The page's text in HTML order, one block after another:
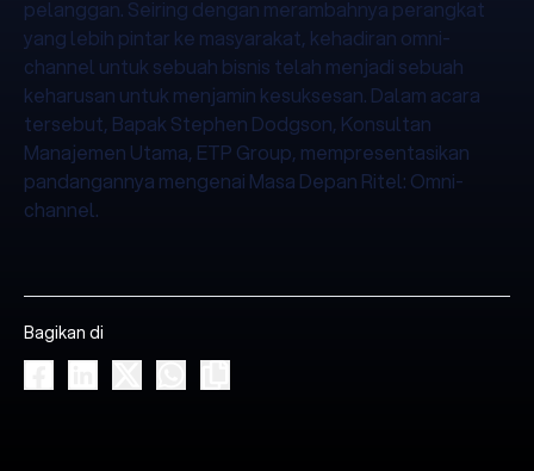
pelanggan. Seiring dengan merambahnya perangkat
yang lebih pintar ke masyarakat, kehadiran omni-
channel untuk sebuah bisnis telah menjadi sebuah
keharusan untuk menjamin kesuksesan. Dalam acara
tersebut, Bapak Stephen Dodgson, Konsultan
Manajemen Utama, ETP Group, mempresentasikan
pandangannya mengenai Masa Depan Ritel: Omni-
channel.
Bagikan di